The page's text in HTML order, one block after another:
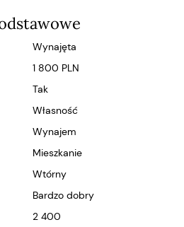
Wynajęta
1 800 PLN
Tak
własność
Wynajem
Mieszkanie
wtórny
bardzo dobry
2 400